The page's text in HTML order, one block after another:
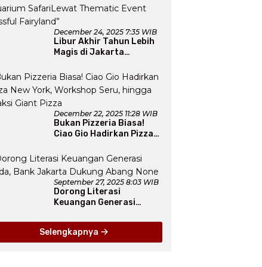
December 24, 2025 7:35 WIB
Libur Akhir Tahun Lebih
Magis di Jakarta
Thematic Event “Blissful
Fairyland”
December 22, 2025 11:28 WIB
Bukan Pizzeria Biasa!
Ciao Gio Hadirkan Pizza
Seru, hingga Atraksi
Giant Pizza
September 27, 2025 8:03 WIB
Dorong Literasi
Keuangan Generasi
Dukung Abang None
Selengkapnya